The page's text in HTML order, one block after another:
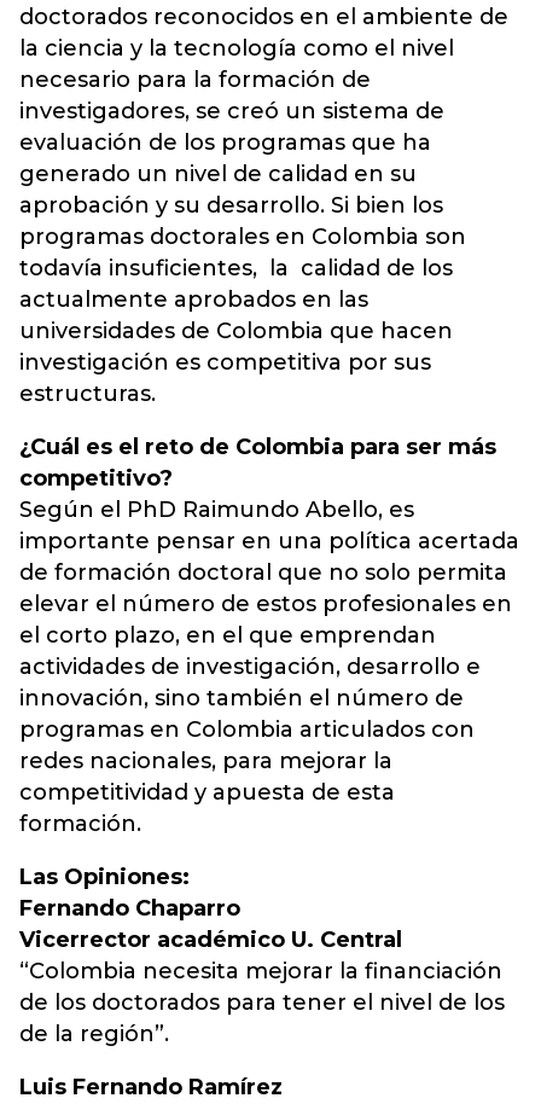
doctorados reconocidos en el ambiente de
la ciencia y la tecnología como el nivel
necesario para la formación de
investigadores, se creó un sistema de
evaluación de los programas que ha
generado un nivel de calidad en su
aprobación y su desarrollo. Si bien los
programas doctorales en Colombia son
todavía insuficientes, la calidad de los
actualmente aprobados en las
universidades de Colombia que hacen
investigación es competitiva por sus
estructuras.
¿Cuál es el reto de Colombia para ser más
competitivo?
Según el PhD Raimundo Abello, es
importante pensar en una política acertada
de formación doctoral que no solo permita
elevar el número de estos profesionales en
el corto plazo, en el que emprendan
actividades de investigación, desarrollo e
innovación, sino también el número de
programas en Colombia articulados con
redes nacionales, para mejorar la
competitividad y apuesta de esta
formación.
Las Opiniones:
Fernando Chaparro
Vicerrector académico U. Central
“Colombia necesita mejorar la financiación
de los doctorados para tener el nivel de los
de la región”.
Luis Fernando Ramírez